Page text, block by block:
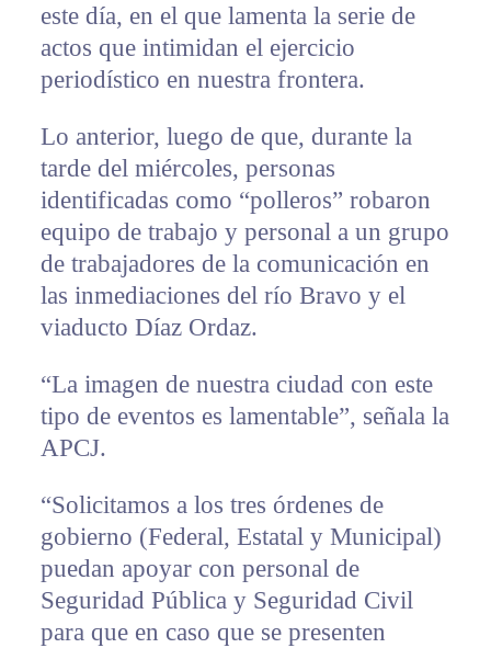
este día, en el que lamenta la serie de
actos que intimidan el ejercicio
periodístico en nuestra frontera.
Lo anterior, luego de que, durante la
tarde del miércoles, personas
identificadas como “polleros” robaron
equipo de trabajo y personal a un grupo
de trabajadores de la comunicación en
las inmediaciones del río Bravo y el
viaducto Díaz Ordaz.
“La imagen de nuestra ciudad con este
tipo de eventos es lamentable”, señala la
APCJ.
“Solicitamos a los tres órdenes de
gobierno (Federal, Estatal y Municipal)
puedan apoyar con personal de
Seguridad Pública y Seguridad Civil
para que en caso que se presenten